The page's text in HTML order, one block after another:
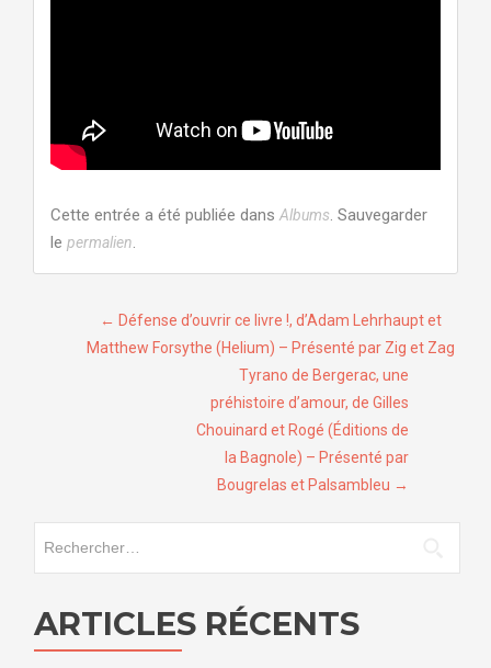
Cette entrée a été publiée dans Albums. Sauvegarder
le permalien.
Navigation
← Défense d’ouvrir ce livre !, d’Adam Lehrhaupt et
Matthew Forsythe (Helium) – Présenté par Zig et Zag
Tyrano de Bergerac, une
préhistoire d’amour, de Gilles
Chouinard et Rogé (Éditions de
la Bagnole) – Présenté par
Bougrelas et Palsambleu →
ARTICLES RÉCENTS